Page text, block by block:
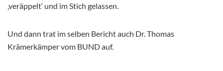
‚veräppelt‘ und im Stich gelassen.
Und dann trat im selben Bericht auch Dr. Thomas
Krämerkämper vom BUND auf.